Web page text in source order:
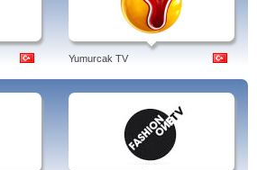
Yumurcak TV